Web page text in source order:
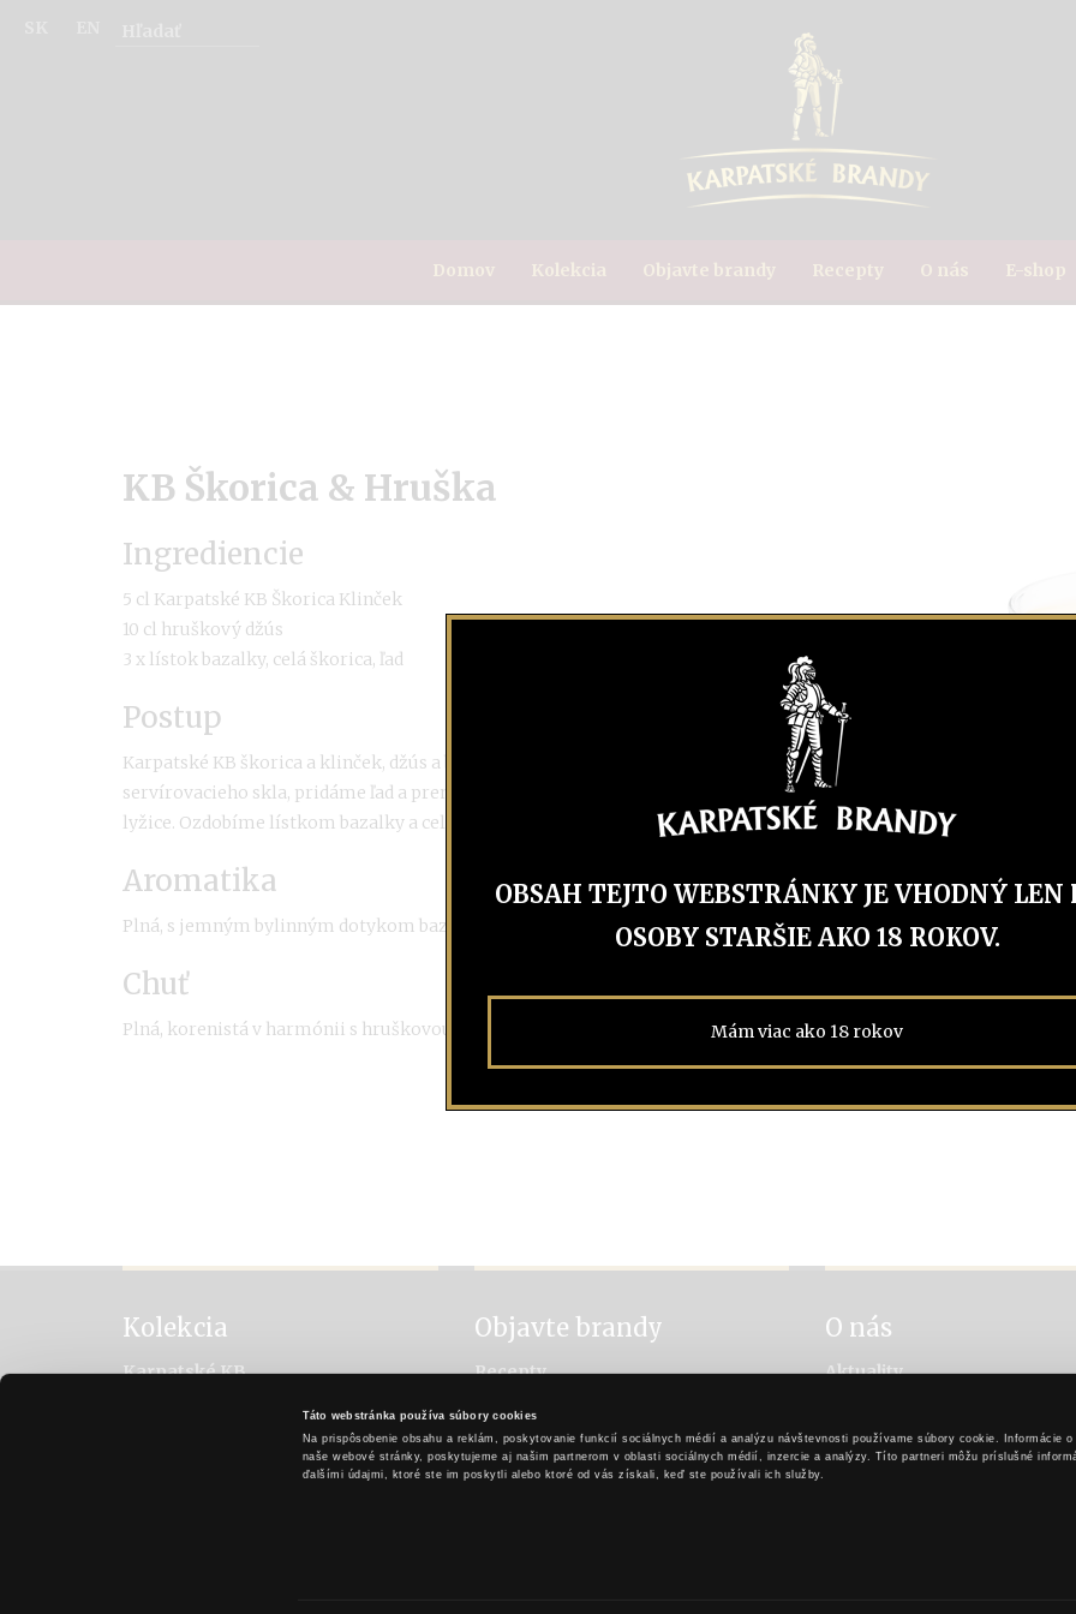
Táto webstránka používa súbory cookies
Na prispôsobenie obsahu a reklám, poskytovanie funkcií sociálnych médií a analýzu návštevnosti používame súbory cookie. Informácie
naše webové stránky, poskytujeme aj našim partnerom v oblasti sociálnych médií, inzercie a analýzy. Títo partneri môžu príslušné
ďalšími údajmi, ktoré ste im poskytli alebo ktoré od vás získali, keď ste používali ich služby.
Domov Kolekcia Objavte brandy Recepty O nás E-shop
KB Škorica & Hruška
Ingrediencie
5 cl Karpatské KB Škorica Klinček
10 cl hruškový džús
3 x lístok bazalky, celá škorica, ľad
Postup
Karpatské KB škorica a klinček, džús a bazalku dáme do
servírovacieho skla, pridáme ľad a premiešame pomocou dlhej
lyžice. Ozdobíme lístkom bazalky a celou škoricou.
Aromatika
Plná, s jemným bylinným dotykom bazalky. V závere korenistá.
Chuť
Plná, korenistá v harmónii s hruškovou chuťou džúsu.
Kolekcia
Karpatské KB
Karpatské brandy Špeciál
Karpatské brandy Exclusive
Objavte brandy
Recepty
História brandy
Metóda výroby
O nás
Aktuality
Pre obchodných partnerov
OBSAH TEJTO WEBSTRÁNKY JE VHODNÝ LEN
OSOBY STARŠIE AKO 18 ROKOV.
Mám viac ako 18 rokov